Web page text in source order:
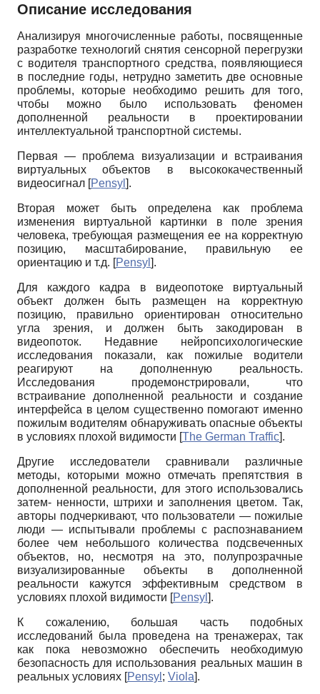
Описание исследования
Анализируя многочисленные работы, посвященные
разработке технологий снятия сенсорной перегрузки
с водителя транспортного средства, появляющиеся
в последние годы, нетрудно заметить две основные
проблемы, которые необходимо решить для того,
чтобы можно было использовать феномен
дополненной реальности в проектировании
интеллектуальной транспортной системы.
Первая — проблема визуализации и встраивания
виртуальных объектов в высококачественный
видеосигнал [Pensyl ].
Вторая может быть определена как проблема
изменения виртуальной картинки в поле зрения
человека, требующая размещения ее на корректную
позицию, масштабирование, правильную ее
ориентацию и т.д. [Pensyl ].
Для каждого кадра в видеопотоке виртуальный
объект должен быть размещен на корректную
позицию, правильно ориентирован относительно
угла зрения, и должен быть закодирован в
видеопоток. Недавние нейропсихологические
исследования показали, как пожилые водители
реагируют на дополненную реальность.
Исследования продемонстрировали, что
встраивание дополненной реальности и создание
интерфейса в целом существенно помогают именно
пожилым водителям обнаруживать опасные объекты
в условиях плохой видимости [The German Traffic].
Другие исследователи сравнивали различные
методы, которыми можно отмечать препятствия в
дополненной реальности, для этого использовались
затем- ненности, штрихи и заполнения цветом. Так,
авторы подчеркивают, что пользователи — пожилые
люди — испытывали проблемы с распознаванием
более чем небольшого количества подсвеченных
объектов, но, несмотря на это, полупрозрачные
визуализированные объекты в дополненной
реальности кажутся эффективным средством в
условиях плохой видимости [Pensyl ].
К сожалению, большая часть подобных
исследований была проведена на тренажерах, так
как пока невозможно обеспечить необходимую
безопасность для использования реальных машин в
реальных условиях [Pensyl ; Viola].